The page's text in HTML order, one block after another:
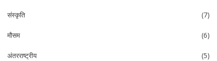
संस्कृति (7)
मौसम (6)
अंतरराष्ट्रीय (5)